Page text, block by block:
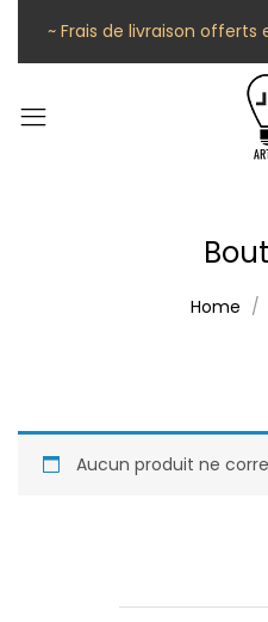
~ Frais de livraison
Home
Aucun produit ne